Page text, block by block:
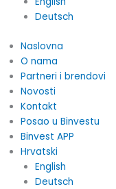
Deutsch
Naslovna
O nama
Partneri i brendovi
Novosti
Kontakt
Posao u Binvestu
Binvest APP
Hrvatski
English
Deutsch